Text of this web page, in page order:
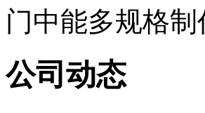
门中能多规格制
公司动态